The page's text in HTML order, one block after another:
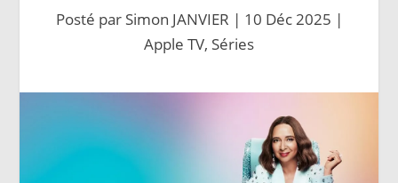
Posté par Simon JANVIER | 10 Déc 2025 |
Apple TV, Séries